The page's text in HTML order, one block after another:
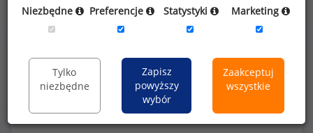
Rozkład zarobków na stanowisku pracownik
restauracji
Niezbędne Preferencje Statystyki Marketing
Tylko
niezbędne
Zapisz
powyższy
wybór
Zaakceptuj
wszystkie